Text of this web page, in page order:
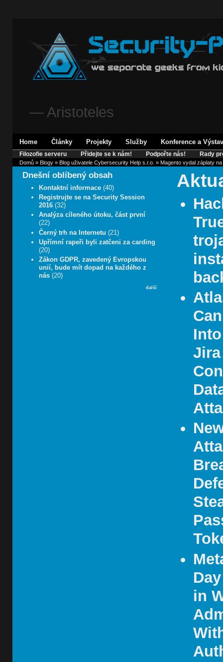
— Aristoteles
Home Články Projekty Služby Konference a
Filozofie serveru Přidejte se k nám! Podpořte nás! Rady
Domů» Blogy» Blog uživatele Cybersecurity Help s.r.o. » Magento vydal záplaty
Dnešní oblíbený obsah
Kontaktní informace (40)
Registrujte se na Security Session
2016 (32)
Analýza cíleného útoku, část první
(22)
Černý trh na Internetu (21)
Upřímní rapeři byli zatčeni za carding
(20)
Zákon GDPR, zavedený Evropskou
unií, bude mít dopad na každého z
nás (20)
další
in